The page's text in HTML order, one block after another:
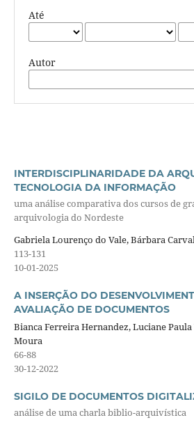
Até
Autor
INTERDISCIPLINARIDADE DA
TECNOLOGIA DA INFORMAÇÃO
uma análise comparativa dos cursos de
arquivologia do Nordeste
Gabriela Lourenço do Vale, Bárbara
113-131
10-01-2025
A INSERÇÃO DO
AVALIAÇÃO DE DOCUMENTOS
Bianca Ferreira Hernandez, Luciane
Moura
66-88
30-12-2022
SIGILO DE DOCUMENTOS
análise de uma charla biblio-arquivística